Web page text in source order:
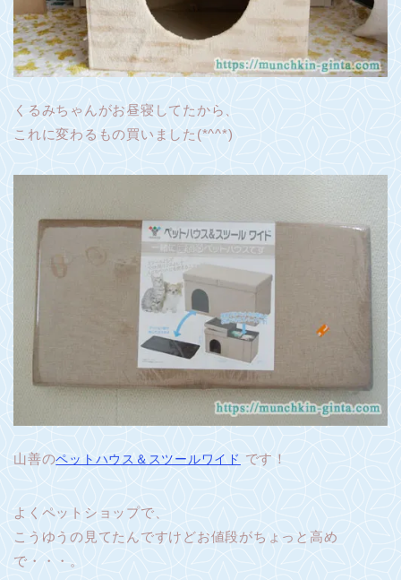
くるみちゃんがお昼寝してたから、
これに変わるもの買いました(*^^*)
山善のペットハウス＆スツールワイド です！
よくペットショップで、
こうゆうの見てたんですけどお値段がちょっと高め
で・・・。